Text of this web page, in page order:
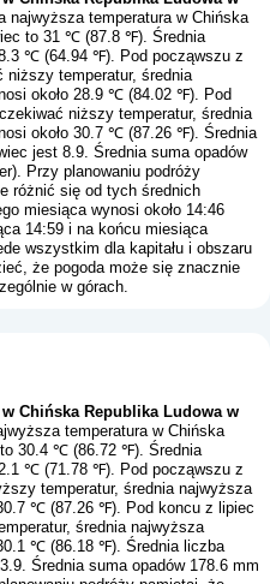
najwyższa temperatura w Chińska
to 31 ℃ (87.8 ℉). Średnia
℃ (64.94 ℉). Pod począwszu z
niższy temperatur, średnia
około 28.9 ℃ (84.02 ℉). Pod
niższy temperatur, średnia
około 30.7 ℃ (87.26 ℉). Średnia
jest 8.9. Średnia suma opadów
). Przy planowaniu podróży
różnić się od tych średnich
miesiąca wynosi około 14:46
14:59 i na końcu miesiąca
wszystkim dla kapitału i obszaru
że pogoda może się znacznie
w górach.
Chińska Republika Ludowa w
temperatura w Chińska
to 30.4 ℃ (86.72 ℉). Średnia
℃ (71.78 ℉). Pod począwszu z
temperatur, średnia najwyższa
℃ (87.26 ℉). Pod koncu z lipiec
średnia najwyższa
℃ (86.18 ℉). Średnia liczba
Średnia suma opadów 178.6 mm